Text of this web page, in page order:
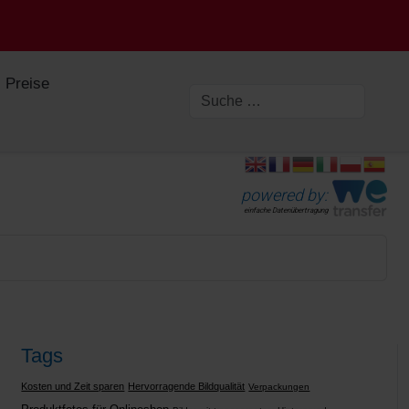
Preise
powered by:
einfache Datenübertragung
Tags
Kosten und Zeit sparen Hervorragende Bildqualität Verpackungen